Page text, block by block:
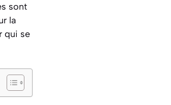
sont
la
qui se